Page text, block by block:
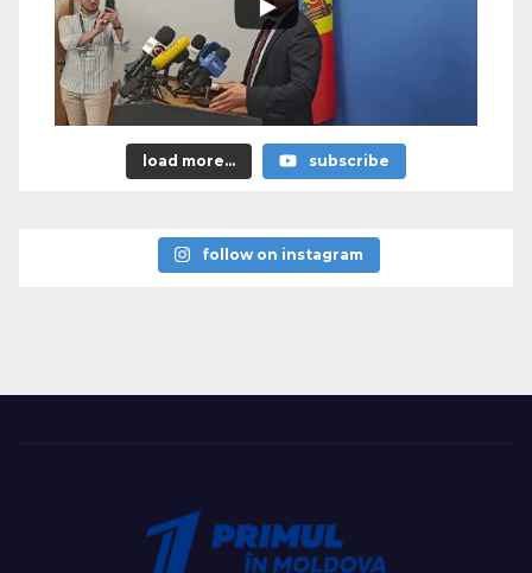
load more... subscribe
follow on instagram